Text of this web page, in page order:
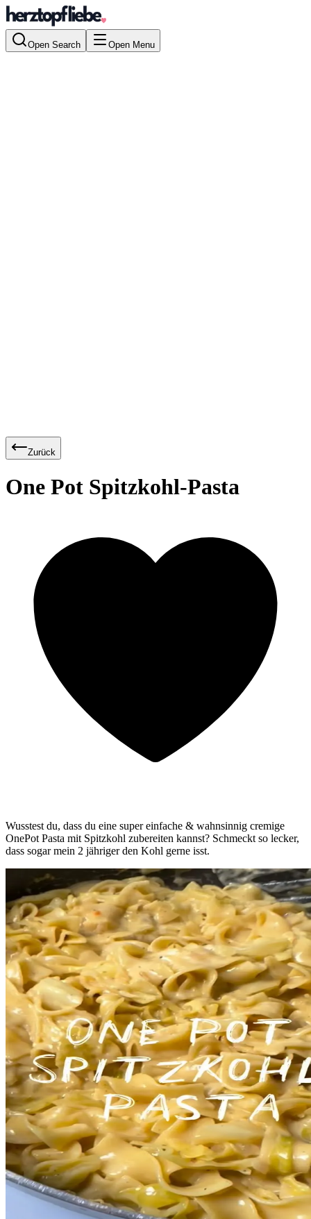
Open Search Open Menu
Zurück
One Pot Spitzkohl-Pasta
Wusstest du, dass du eine super einfache & wahnsinnig cremige
OnePot Pasta mit Spitzkohl zubereiten kannst? Schmeckt so lecker,
dass sogar mein 2 jähriger den Kohl gerne isst.